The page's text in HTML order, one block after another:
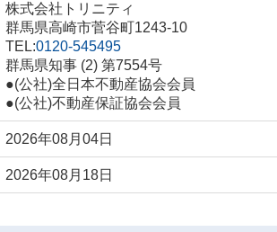
株式会社トリニティ
群馬県高崎市菅谷町1243-10
TEL:0120-545495
群馬県知事 (2) 第7554号
●(公社)全日本不動産協会会員
●(公社)不動産保証協会会員
2026年08月04日
2026年08月18日